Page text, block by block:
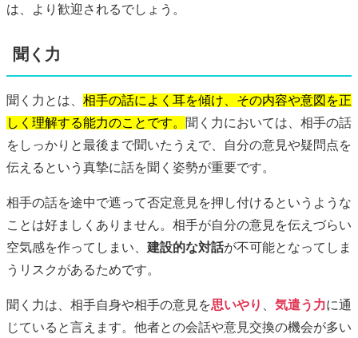
は、より歓迎されるでしょう。
聞く力
聞く力とは、 相手の話によく耳を傾け、その内容や意図を正
しく理解する能力のことです。
聞く力においては、相手の話
をしっかりと最後まで聞いたうえで、自分の意見や疑問点を
伝えるという真摯に話を聞く姿勢が重要です。
相手の話を途中で遮って否定意見を押し付けるというような
ことは好ましくありません。相手が自分の意見を伝えづらい
空気感を作ってしまい、 建設的な対話が不可能となってしま
うリスクがあるためです。
聞く力は、相手自身や相手の意見を思いやり 気遣う力に通
じていると言えます。他者との会話や意見交換の機会が多い